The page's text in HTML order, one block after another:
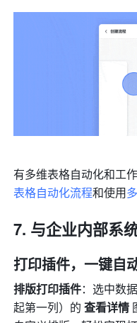
有多维表格自动化和工
表格自动化流程和使用
与企业内部系
打印插件，一键自
排版打印插件：选中数
起第一列）的 查看详情